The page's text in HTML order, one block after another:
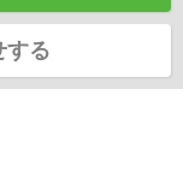
する